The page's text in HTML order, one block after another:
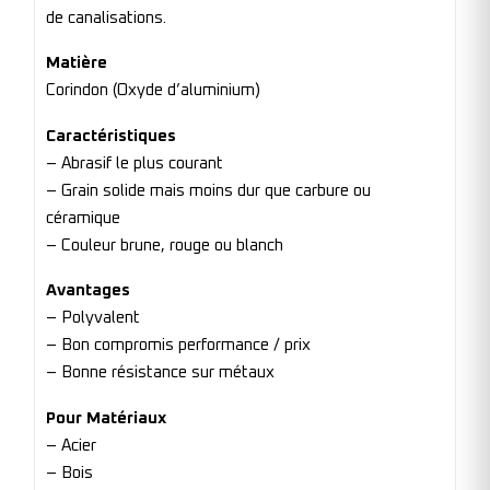
de canalisations.
Matière
Corindon (Oxyde d’aluminium)
Caractéristiques
– Abrasif le plus courant
– Grain solide mais moins dur que carbure ou
céramique
– Couleur brune, rouge ou blanch
Avantages
– Polyvalent
– Bon compromis performance / prix
– Bonne résistance sur métaux
Pour Matériaux
– Acier
– Bois